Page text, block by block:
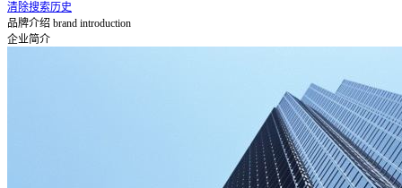
清除搜索历史
品牌介绍 brand introduction
企业简介